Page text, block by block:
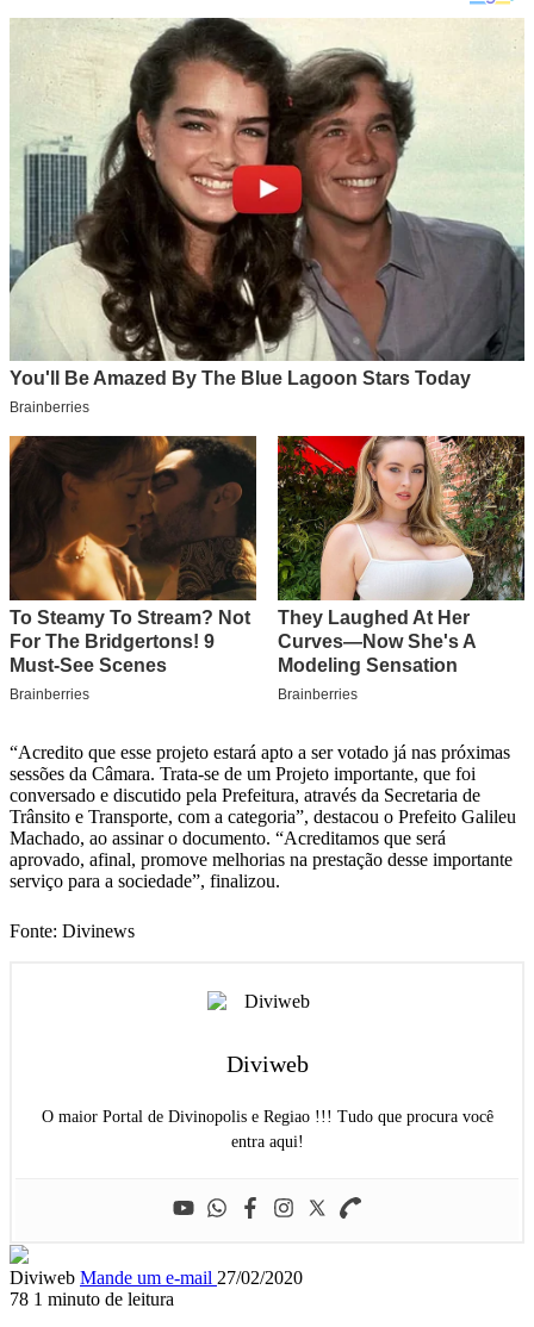
“Acredito que esse projeto estará apto a ser votado já nas próximas
sessões da Câmara. Trata-se de um Projeto importante, que foi
conversado e discutido pela Prefeitura, através da Secretaria de
Trânsito e Transporte, com a categoria”, destacou o Prefeito Galileu
Machado, ao assinar o documento. “Acreditamos que será
aprovado, afinal, promove melhorias na prestação desse importante
serviço para a sociedade”, finalizou.
Fonte: Divinews
Diviweb
O maior Portal de Divinopolis e Regiao !!! Tudo que procura você
entra aqui!
Diviweb Mande um e-mail 27/02/2020
78 1 minuto de leitura